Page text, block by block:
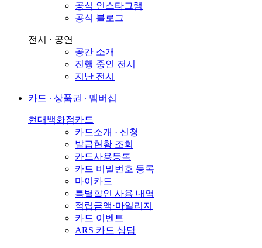
공식 인스타그램
공식 블로그
전시 · 공연
공간 소개
진행 중인 전시
지난 전시
카드 ∙ 상품권 ∙ 멤버십
현대백화점카드
카드소개 · 신청
발급현황 조회
카드사용등록
카드 비밀번호 등록
마이카드
특별할인 사용 내역
적립금액·마일리지
카드 이벤트
ARS 카드 상담